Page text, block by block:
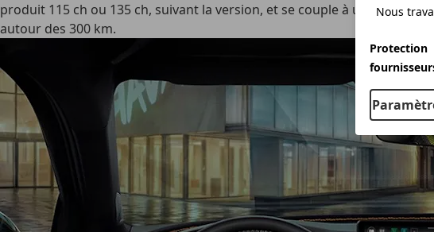
produit 115 ch ou 135 ch, suivant la version, et se couple à une
autour des 300 km.
Nous
Protection